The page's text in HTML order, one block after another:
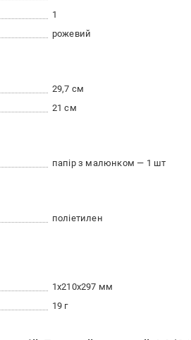
1
рожевий
29,7 см
21 см
папір з малюнком — 1 шт
поліетилен
1x210x297 мм
19 г